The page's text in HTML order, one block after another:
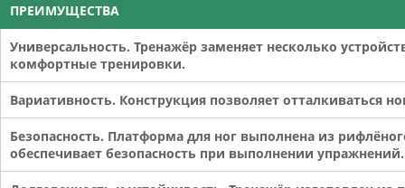
ПРЕИМУЩЕСТВА
Универсальность. Тренажёр заменяет несколько
комфортные тренировки.
Вариативность. Конструкция позволяет отталкиваться
Безопасность. Платформа для ног выполнена из
обеспечивает безопасность при выполнении упражнений.